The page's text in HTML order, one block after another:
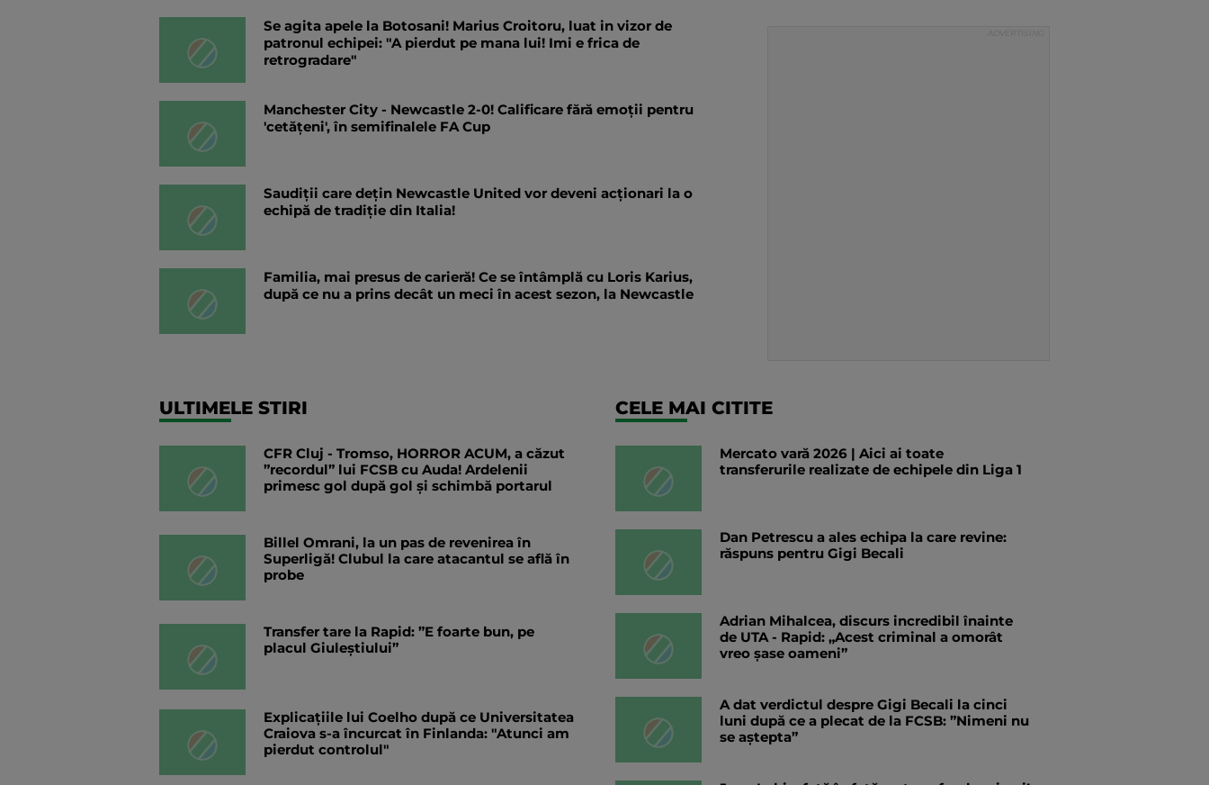
Se agita apele la Botosani! Marius Croitoru, luat in vizor de
patronul echipei: "A pierdut pe mana lui! Imi e frica de
retrogradare"
Manchester City - Newcastle 2-0! Calificare fără emoții pentru
'cetățeni', în semifinalele FA Cup
Saudiții care dețin Newcastle United vor deveni acționari la o
echipă de tradiție din Italia!
Familia, mai presus de carieră! Ce se întâmplă cu Loris Karius,
după ce nu a prins decât un meci în acest sezon, la Newcastle
ULTIMELE STIRI
CFR Cluj - Tromso, HORROR ACUM, a căzut
”recordul” lui FCSB cu Auda! Ardelenii
primesc gol după gol și schimbă portarul
Billel Omrani, la un pas de revenirea în
Superligă! Clubul la care atacantul se află în
probe
Transfer tare la Rapid: ”E foarte bun, pe
placul Giuleștiului”
Explicațiile lui Coelho după ce Universitatea
Craiova s-a încurcat în Finlanda: "Atunci am
pierdut controlul"
CELE MAI CITITE
Mercato vară 2026 | Aici ai toate
transferurile realizate de echipele din Liga 1
Dan Petrescu a ales echipa la care revine:
răspuns pentru Gigi Becali
Adrian Mihalcea, discurs incredibil înainte
de UTA - Rapid: „Acest criminal a omorât
vreo șase oameni”
A dat verdictul despre Gigi Becali la cinci
luni după ce a plecat de la FCSB: ”Nimeni nu
se aștepta”